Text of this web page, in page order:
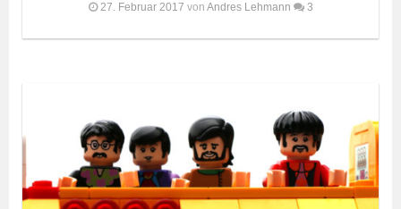
27. Februar 2017 von Andres Lehmann 3